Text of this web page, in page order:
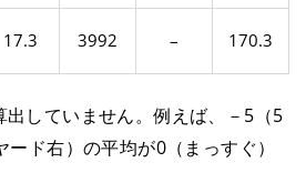
17.3 3992 – 170.3
していません。例えば、－5（5
ド右）の平均が0（まっすぐ）